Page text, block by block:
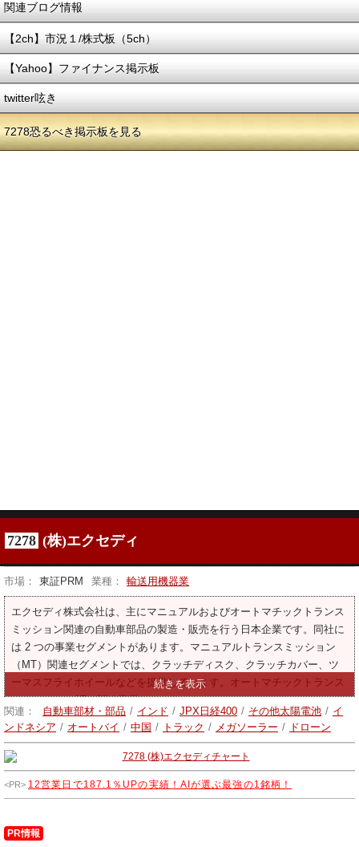
関連ブログ情報
【2ch】市況１/株式板（5ch）
【Yahoo】ファイナンス掲示板
twitter呟き
7278恐るべき掲示板を見る
7278 (株)エクセディ
市場： 東証PRM 業種： 輸送用機器業
エクセディ株式会社は、主にマニュアルおよびオートマチックトランス
ミッション関連の自動車部品の製造・販売を行う日本企業です。同社に
は 2 つの事業セグメントがあります。マニュアルトランスミッション
（MT）関連セグメントでは、クラッチディスク、クラッチカバー、ツ
ーマスフライホイールなどを提供しています。オートマチックトランス
ミッション（AT）関連事業では、トルクコンバーターやオートマチック
トランスミッション部品を提供しています。その他の事業では、二輪車
のクラッチ、パワーシフトトランスミッションおよび関連部品、ブレー
キ、リターダー、機械装置などを提供しています。このセグメントでは
輸送サービスも提供しています。
関連： 自動車部材・部品 / インド / JPX日経400 / その他太陽電池 / イ
ンドネシア / オートバイ / 中国 / トラック / メガソーラー / ドローン
12営業日で187.1％UPの実績！AIが選ぶ最強の1銘柄！
PR情報